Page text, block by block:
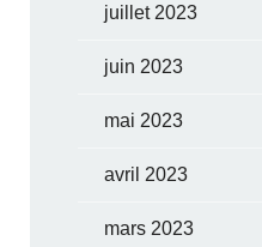
juillet 2023
juin 2023
mai 2023
avril 2023
mars 2023